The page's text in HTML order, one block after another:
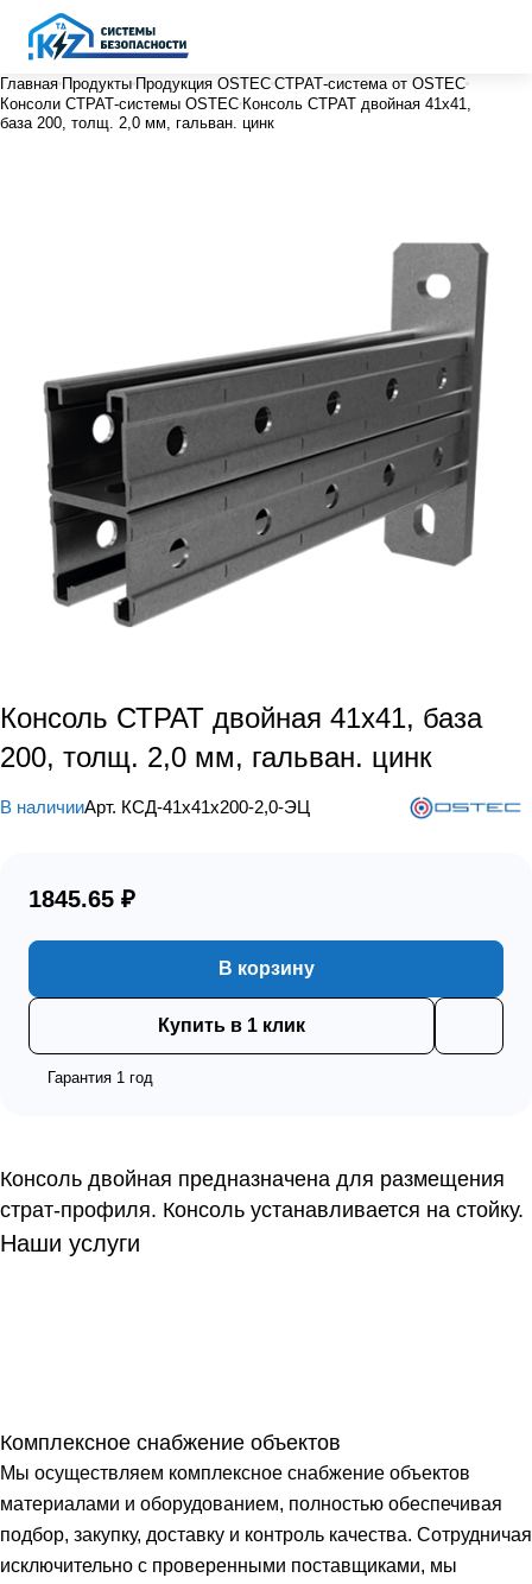
Главная Продукты Продукция OSTEC СТРАТ-система от OSTEC
Консоли СТРАТ-системы OSTEC Консоль СТРАТ двойная 41х41,
база 200, толщ. 2,0 мм, гальван. цинк
Консоль СТРАТ двойная 41х41, база
200, толщ. 2,0 мм, гальван. цинк
В наличииАрт. КСД-41х41х200-2,0-ЭЦ
1845.65 ₽
В корзину
Купить в 1 клик
Гарантия 1 год
Консоль двойная предназначена для размещения
страт-профиля. Консоль устанавливается на стойку.
Наши услуги
Комплексное снабжение объектов
Мы осуществляем комплексное снабжение объектов
материалами и оборудованием, полностью обеспечивая
подбор, закупку, доставку и контроль качества. Сотрудничая
исключительно с проверенными поставщиками, мы